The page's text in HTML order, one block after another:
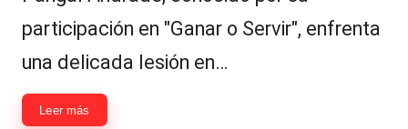
participación en "Ganar o Servir", enfrenta
una delicada lesión en…
Leer más